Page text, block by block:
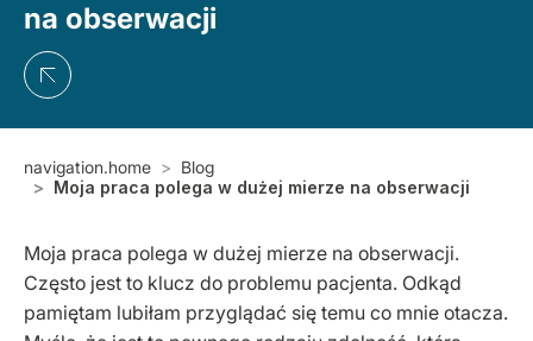
na obserwacji
navigation.home
Blog
Moja praca polega w dużej mierze na obserwacji
Moja praca polega w dużej mierze na obserwacji.
Często jest to klucz do problemu pacjenta. Odkąd
pamiętam lubiłam przyglądać się temu co mnie otacza.